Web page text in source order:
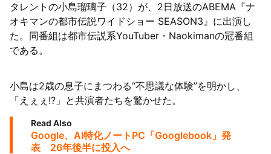
タレントの小島瑠璃子（32）が、2日放送のABEMA『ナ
オキマンの都市伝説ワイドショー SEASON3』に出演し
た。同番組は都市伝説系YouTuber・Naokimanの冠番組
である。
小島は2歳の息子にまつわる“不思議な体験”を明かし、
「えぇぇ!?」と共演者たちを驚かせた。
Read Also
Google、AI特化ノートPC「Googlebook」発
表 26年後半に投入へ